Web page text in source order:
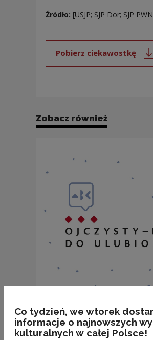
Źródło: [USJP; SJP Dor; SJP
Pobierz ciekawostkę
Uwaga,
Zobacz również
Co tydzień, we wtorek
informacje o najnowszych
kulturalnych w całej Polsce!